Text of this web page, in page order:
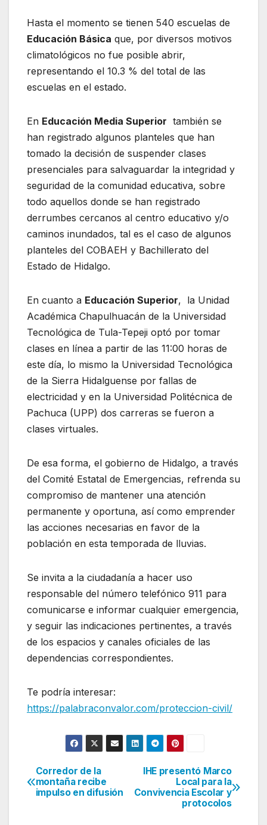
Hasta el momento se tienen 540 escuelas de
Educación Básica que, por diversos motivos
climatológicos no fue posible abrir,
representando el 10.3 % del total de las
escuelas en el estado.
En Educación Media Superior también se
han registrado algunos planteles que han
tomado la decisión de suspender clases
presenciales para salvaguardar la integridad y
seguridad de la comunidad educativa, sobre
todo aquellos donde se han registrado
derrumbes cercanos al centro educativo y/o
caminos inundados, tal es el caso de algunos
planteles del COBAEH y Bachillerato del
Estado de Hidalgo.
En cuanto a Educación Superior, la Unidad
Académica Chapulhuacán de la Universidad
Tecnológica de Tula-Tepeji optó por tomar
clases en línea a partir de las 11:00 horas de
este día, lo mismo la Universidad Tecnológica
de la Sierra Hidalguense por fallas de
electricidad y en la Universidad Politécnica de
Pachuca (UPP) dos carreras se fueron a
clases virtuales.
De esa forma, el gobierno de Hidalgo, a través
del Comité Estatal de Emergencias, refrenda su
compromiso de mantener una atención
permanente y oportuna, así como emprender
las acciones necesarias en favor de la
población en esta temporada de lluvias.
Se invita a la ciudadanía a hacer uso
responsable del número telefónico 911 para
comunicarse e informar cualquier emergencia,
y seguir las indicaciones pertinentes, a través
de los espacios y canales oficiales de las
dependencias correspondientes.
Te podría interesar:
https://palabraconvalor.com/proteccion-civil/
Navegación
de
IHE presentó Marco
Local para la
Convivencia Escolar y
protocolos
Corredor de la
montaña recibe
impulso en difusión